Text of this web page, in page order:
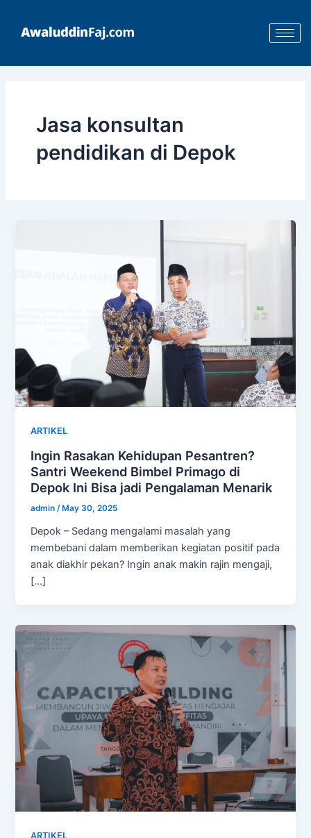
content
Jasa konsultan
pendidikan di Depok
ARTIKEL
Ingin Rasakan Kehidupan Pesantren?
Santri Weekend Bimbel Primago di
Depok Ini Bisa jadi Pengalaman Menarik
admin/ May 30, 2025
Depok – Sedang mengalami masalah yang
membebani dalam memberikan kegiatan positif pada
anak diakhir pekan? Ingin anak makin rajin mengaji,
[…]
ARTIKEL
pagination